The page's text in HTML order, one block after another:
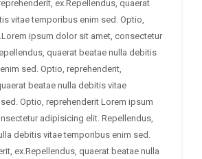
ex.Repellendus, quaerat
vitae temporibus enim sed. Optio,
ipsum dolor sit amet, consectetur
quaerat beatae nulla debitis
sed. Optio, reprehenderit,
beatae nulla debitis vitae
Optio, reprehenderit Lorem ipsum
adipisicing elit. Repellendus,
debitis vitae temporibus enim sed.
ex.Repellendus, quaerat beatae nulla